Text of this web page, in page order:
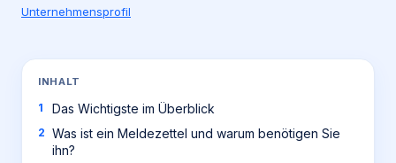
Unternehmensprofil
INHALT
Das Wichtigste im Überblick
Was ist ein Meldezettel und warum benötigen Sie
ihn?